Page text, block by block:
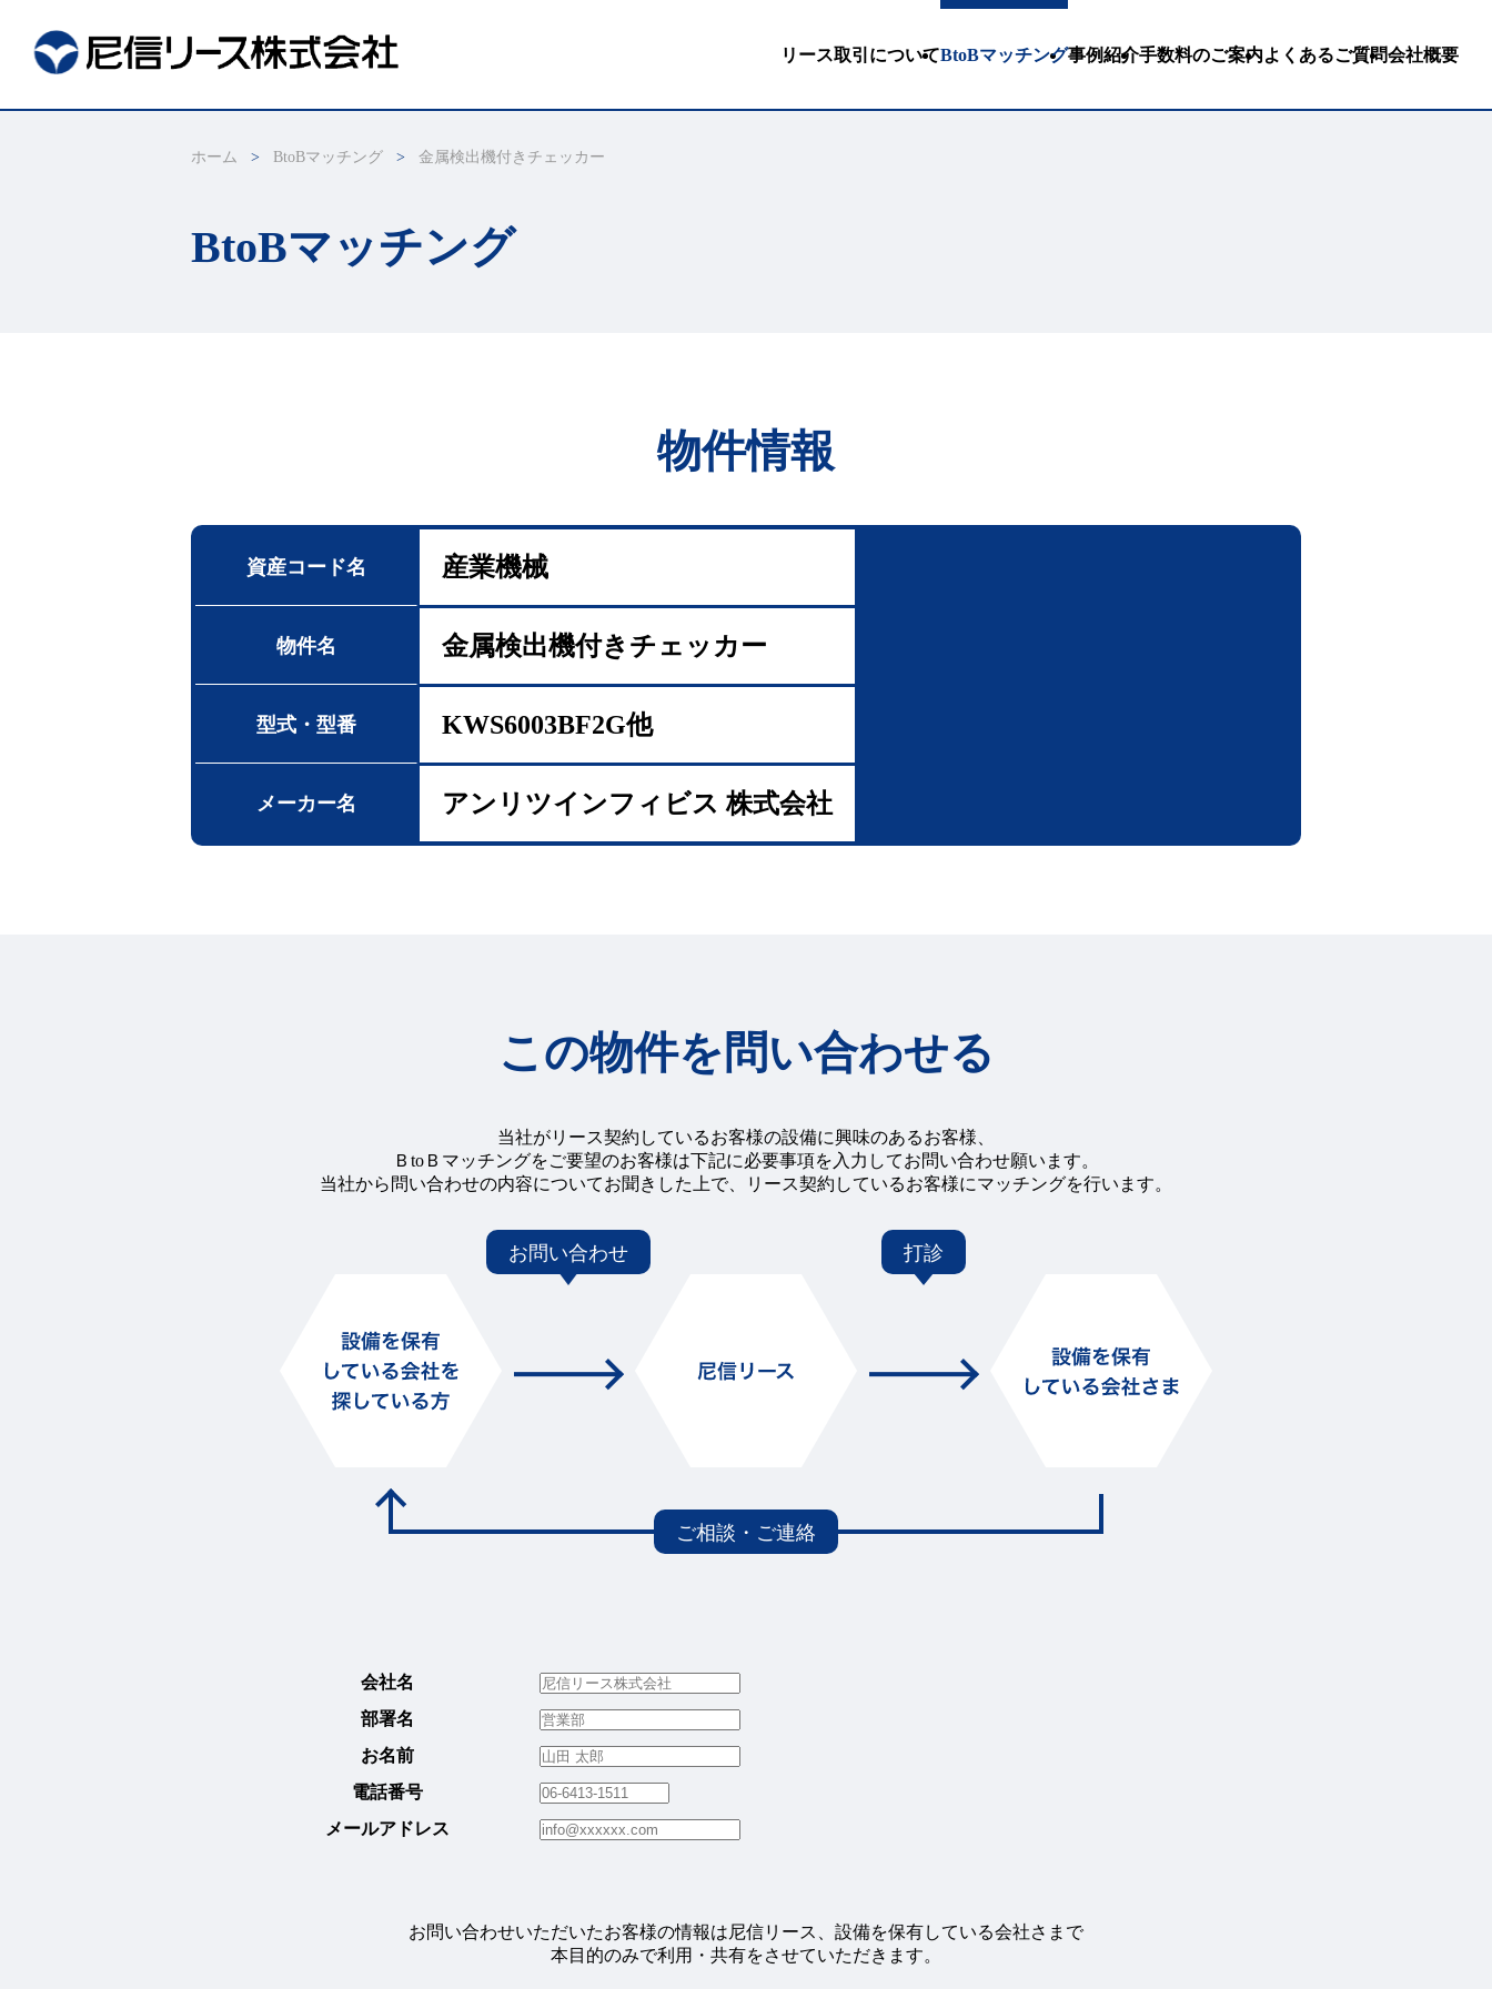
リース取引についてBtoBマッチング事例紹介手数料のご案内よくあるご質問会社概要
ホーム BtoBマッチング 金属検出機付きチェッカー
BtoBマッチング
物件情報
資産コード名 産業機械
物件名 金属検出機付きチェッカー
型式・型番 KWS6003BF2G他
メーカー名 アンリツインフィビス 株式会社
この物件を問い合わせる
当社がリース契約しているお客様の設備に興味のあるお客様、
ＢtoＢマッチングをご要望のお客様は下記に必要事項を入力してお問い合わせ願います。
当社から問い合わせの内容についてお聞きした上で、リース契約しているお客様にマッチングを行います。
会社名
部署名
お名前
電話番号
メールアドレス
お問い合わせいただいたお客様の情報は尼信リース、設備を保有している会社さまで
本目的のみで利用・共有をさせていただきます。